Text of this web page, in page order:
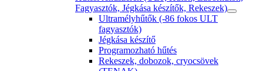
Fagyasztók, Jégkása készítők, Rekeszek)
Ultramélyhűtők (-86 fokos ULT
fagyasztók)
Jégkása készítő
Programozható hűtés
Rekeszek, dobozok, cryocsövek